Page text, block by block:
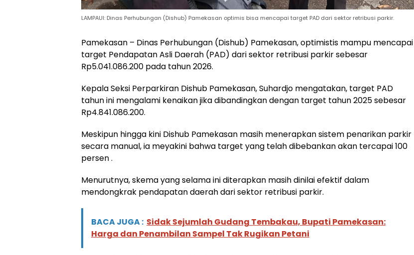
LAMPAUI: Dinas Perhubungan (Dishub) Pamekasan optimis bisa mencapai target PAD dari sektor retribusi parkir.
Pamekasan – Dinas Perhubungan (Dishub) Pamekasan, optimistis mampu mencapai
target Pendapatan Asli Daerah (PAD) dari sektor retribusi parkir sebesar
Rp5.041.086.200 pada tahun 2026.
Kepala Seksi Perparkiran Dishub Pamekasan, Suhardjo mengatakan, target PAD
tahun ini mengalami kenaikan jika dibandingkan dengan target tahun 2025 sebesar
Rp4.841.086.200.
Meskipun hingga kini Dishub Pamekasan masih menerapkan sistem penarikan parkir
secara manual, ia meyakini bahwa target yang telah dibebankan akan tercapai 100
persen .
Menurutnya, skema yang selama ini diterapkan masih dinilai efektif dalam
mendongkrak pendapatan daerah dari sektor retribusi parkir.
BACA JUGA : Sidak Sejumlah Gudang Tembakau, Bupati Pamekasan:
Harga dan Penambilan Sampel Tak Rugikan Petani